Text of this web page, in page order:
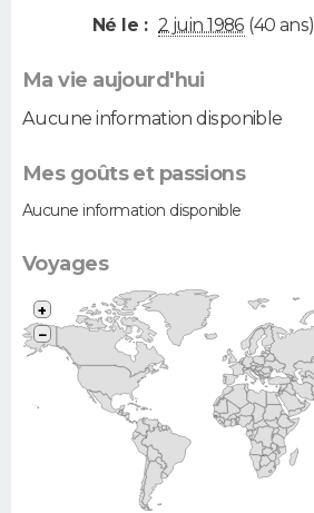
Né le : 2 juin 1986 (40 ans)
Ma vie aujourd'hui
Aucune information disponible
Mes goûts et passions
Aucune information disponible
Voyages
+
−